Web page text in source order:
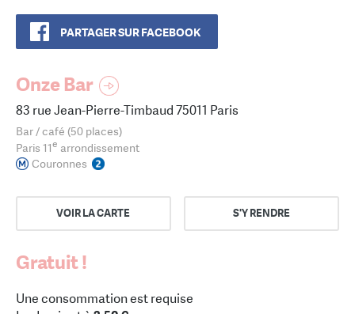
PARTAGER SUR FACEBOOK
Onze Bar
83 rue Jean-Pierre-Timbaud 75011 Paris
Bar / café (50 places)
Paris 11e arrondissement
Couronnes
VOIR LA CARTE S'Y RENDRE
Gratuit !
Une consommation est requise